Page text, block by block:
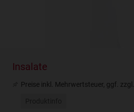
Insalate
Preise inkl. Mehrwertsteuer, ggf. zzgl.